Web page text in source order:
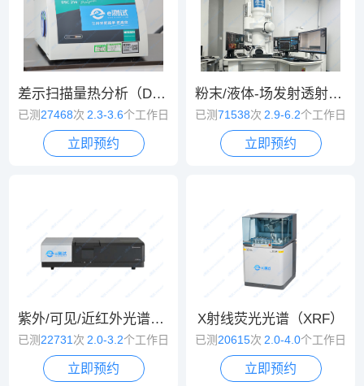
差示扫描量热分析（DSC）
已测27468次 2.3-3.6个工作日
立即预约
粉末/液体-场发射透射电镜（TEM）
已测71538次 2.9-6.2个工作日
立即预约
紫外/可见/近红外光谱（UV/VIS/NIR）
已测 22731 次 2.0-3.2个工作日
立即预约
X射线荧光光谱（XRF）
已测 20615次 2.0-4.0个工作日
立即预约